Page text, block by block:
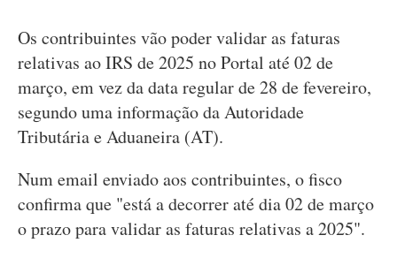
Os contribuintes vão poder validar as faturas
relativas ao IRS de 2025 no Portal até 02 de
março, em vez da data regular de 28 de fevereiro,
segundo uma informação da Autoridade
Tributária e Aduaneira (AT).
Num email enviado aos contribuintes, o fisco
confirma que "está a decorrer até dia 02 de março
o prazo para validar as faturas relativas a 2025".